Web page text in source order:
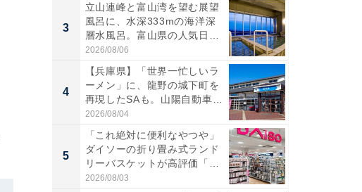
3
立山連峰と富山湾を望む展望
風呂に、水深333mの海洋深
層水風呂。富山県の人気日
帰...
2026/08/06
4
【兵庫県】「世界一忙しいラ
ーメン」に、龍野の城下町を
再現したSAも。山陽自動車
道...
2026/08/04
5
「これ絶対に便利なやつや」
ダイソーの折り畳み式ランド
リーバスケットが高評価「使
わ...
2026/08/03